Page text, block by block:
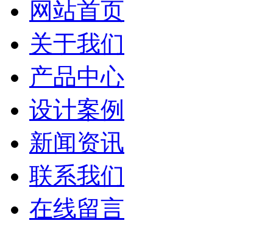
网站首页
关于我们
产品中心
设计案例
新闻资讯
联系我们
在线留言